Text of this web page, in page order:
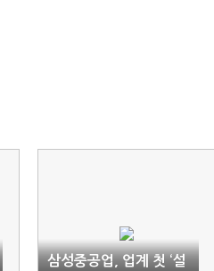
삼성중공업, 업계 첫 ‘설